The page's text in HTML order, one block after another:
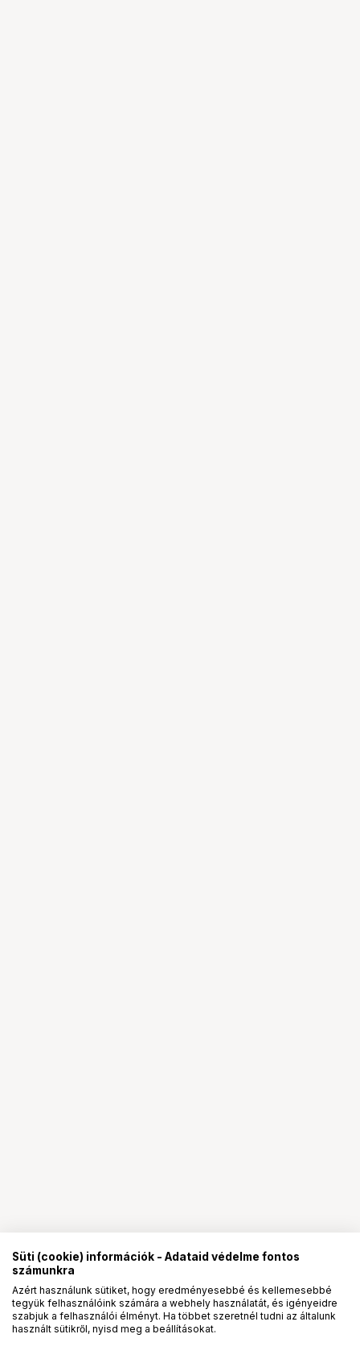
PROpartnerségek
Süti (cookie) információk - Adataid védelme fontos
számunkra
Azért használunk sütiket, hogy eredményesebbé és kellemesebbé
tegyük felhasználóink számára a webhely használatát, és igényeidre
szabjuk a felhasználói élményt. Ha többet szeretnél tudni az általunk
használt sütikről, nyisd meg a beállításokat.